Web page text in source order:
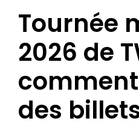
Tournée
2026 de
des